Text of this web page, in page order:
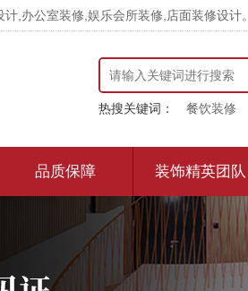
,办公室装修,娱乐会所装修,店面装修设计。
热搜关键词： 餐饮装修
品质保障 装饰精英团队